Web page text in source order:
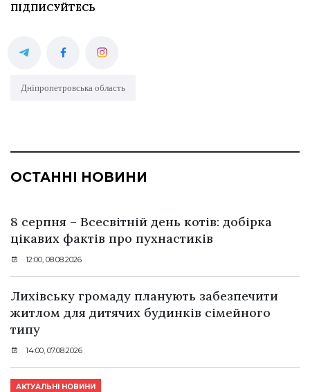
ПІДПИСУЙТЕСЬ
Дніпропетровська область
ОСТАННІ НОВИНИ
8 серпня – Всесвітній день котів: добірка
цікавих фактів про пухнастиків
12:00, 08.08.2026
Лихівську громаду планують забезпечити
житлом для дитячих будинків сімейного
типу
14:00, 07.08.2026
АКТУАЛЬНІ НОВИНИ